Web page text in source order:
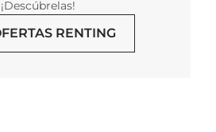
¡Descúbrelas!
RENTING